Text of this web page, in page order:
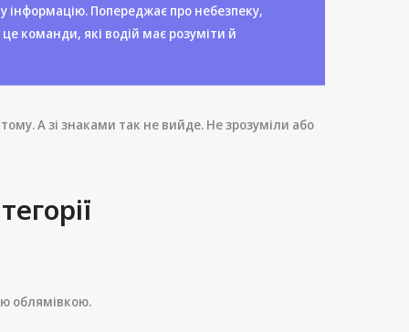
інформацію. Попереджає про небезпеку,
команди, які водій має розуміти й
А зі знаками так не вийде. Не зрозуміли або
облямівкою.